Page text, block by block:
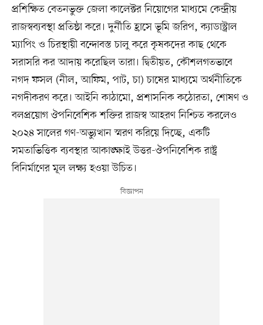
প্রশিক্ষিত বেতনভুক্ত জেলা কালেক্টর নিয়োগের মাধ্যমে কেন্দ্রীয়
রাজস্বব্যবস্থা প্রতিষ্ঠা করে। দুর্নীতি হ্রাসে ভূমি জরিপ, ক্যাডাস্ট্রাল
ম্যাপিং ও চিরস্থায়ী বন্দোবস্ত চালু করে কৃষকদের কাছ থেকে
সরাসরি কর আদায় করেছিল তারা। দ্বিতীয়ত, কৌশলগতভাবে
নগদ ফসল (নীল, আফিম, পাট, চা) চাষের মাধ্যমে অর্থনীতিকে
নগদীকরণ করে। আইনি কাঠামো, প্রশাসনিক কঠোরতা, শোষণ ও
বলপ্রয়োগ ঔপনিবেশিক শক্তির রাজস্ব আহরণ নিশ্চিত করলেও
২০২৪ সালের গণ-অভ্যুত্থান স্মরণ করিয়ে দিচ্ছে, একটি
সমতাভিত্তিক ব্যবস্থার আকাঙ্ক্ষাই উত্তর-ঔপনিবেশিক রাষ্ট্র
বিনির্মাণের মূল লক্ষ্য হওয়া উচিত।